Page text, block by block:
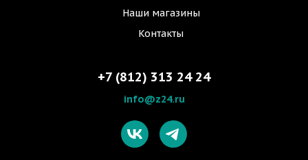
Наши магазины
Контакты
+7 (812) 313 24 24
info@z24.ru